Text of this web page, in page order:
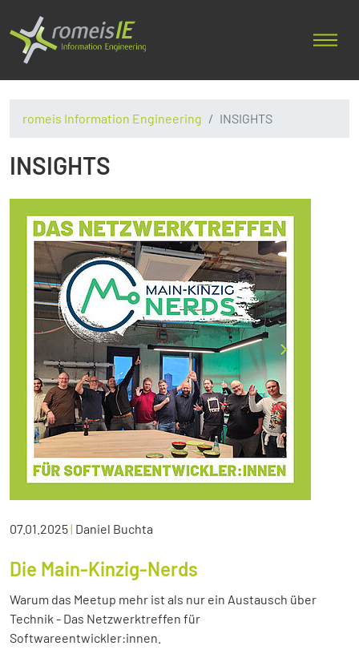
romeis Information Engineering INSIGHTS
INSIGHTS
07.01.2025| Daniel Buchta
Die Main-Kinzig-Nerds
Warum das Meetup mehr ist als nur ein Austausch über
Technik - Das Netzwerktreffen für
Softwareentwickler:innen.